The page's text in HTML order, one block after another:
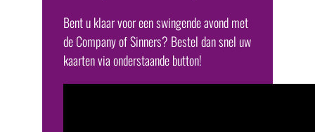
Bent u klaar voor een swingende avond met
de Company of Sinners? Bestel dan snel uw
kaarten via onderstaande button!